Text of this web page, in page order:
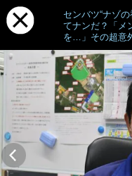
センバツ“ナゾ
てナンだ？「メ
を…」その超意